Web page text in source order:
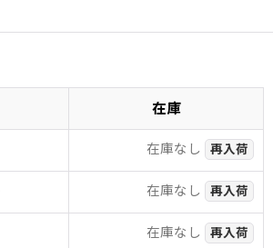
在庫
在庫なし 再入荷
在庫なし 再入荷
在庫なし 再入荷